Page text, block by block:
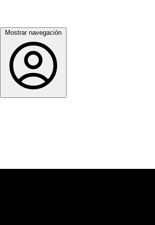
Mostrar navegación